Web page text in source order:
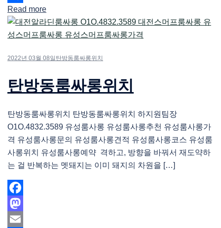
Share
Read more
2022년 03월 08일 탄방동룸싸롱위치
탄방동룸싸롱위치
탄방동룸싸롱위치 탄방동룸싸롱위치 하지원팀장
O1O.4832.3589 유성룸사롱 유성룸사롱추천 유성룸사롱가
격 유성룸사롱문의 유성룸사롱견적 유성룸사롱코스 유성룸
사롱위치 유성룸사롱예약 격하고, 방향을 바꿔서 재도약하
는 걸 반복하는 멧돼지는 이미 돼지의 차원을 […]
Facebook
Mastodon